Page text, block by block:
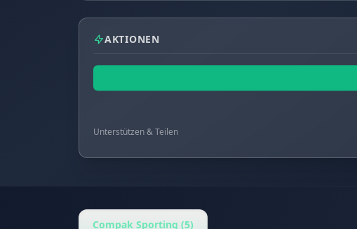
AKTIONEN
Unterstützen & Teilen
Compak Sporting (5)